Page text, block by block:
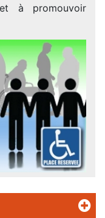
à promouvoir